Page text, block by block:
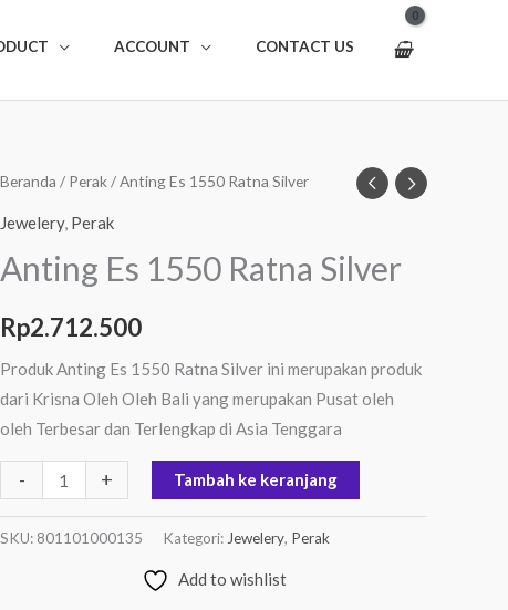
ACCOUNT CONTACT US
Beranda / Perak/ Anting Es 1550 Ratna Silver
Jewelery, Perak
Anting Es 1550 Ratna Silver
Rp2.712.500
Produk Anting Es 1550 Ratna Silver ini merupakan produk
dari Krisna Oleh Oleh Bali yang merupakan Pusat oleh
oleh Terbesar dan Terlengkap di Asia Tenggara
-
Kuantitas
1550
Silver
+ Tambah ke keranjang
SKU: 801101000135 Kategori: Jewelery, Perak
Add to wishlist